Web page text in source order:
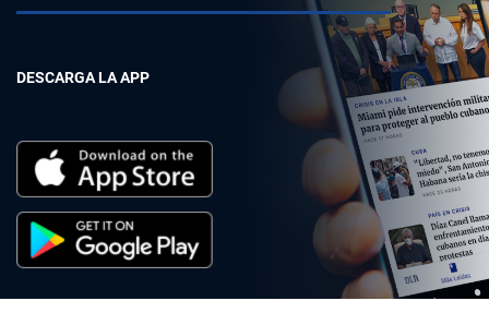
DESCARGA LA APP